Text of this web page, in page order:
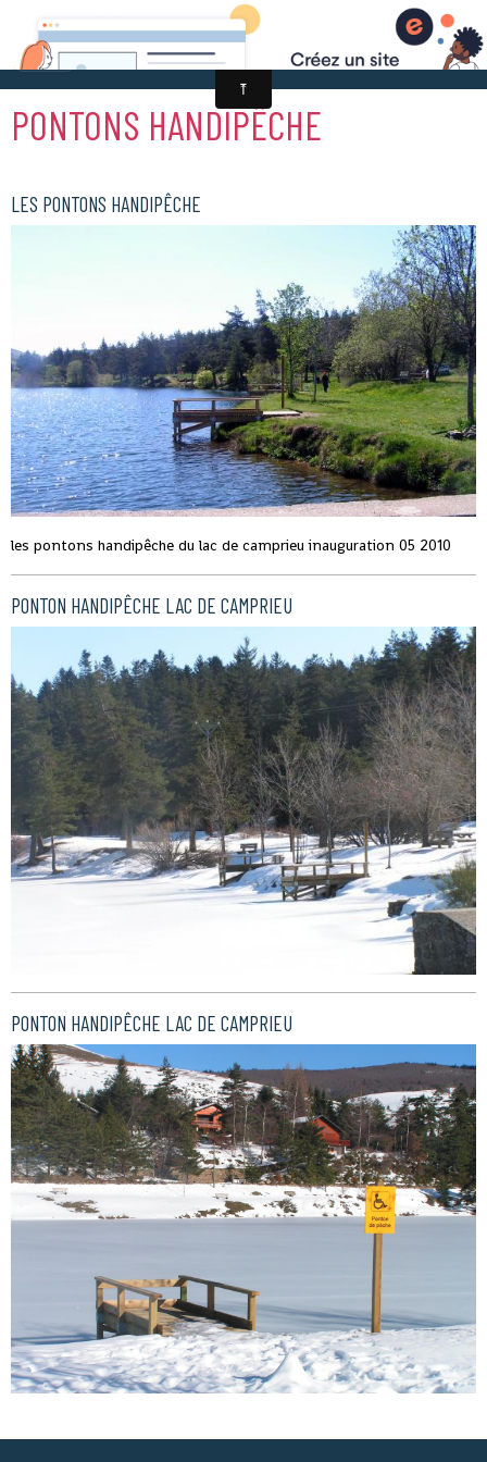
PONTONS HANDIPÊCHE
LES PONTONS HANDIPÊCHE
les pontons handipêche du lac de camprieu inauguration 05 2010
PONTON HANDIPÊCHE LAC DE CAMPRIEU
PONTON HANDIPÊCHE LAC DE CAMPRIEU